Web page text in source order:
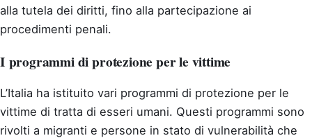
alla tutela dei diritti, fino alla partecipazione ai
procedimenti penali.
I programmi di protezione per le vittime
L’Italia ha istituito vari programmi di protezione per le
vittime di tratta di esseri umani. Questi programmi sono
rivolti a migranti e persone in stato di vulnerabilità che